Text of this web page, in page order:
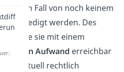
besten Fall von noch keinem
befriedigt werden. Des
sollte sie mit einem
Aufwand erreichbar
eventuell rechtlich